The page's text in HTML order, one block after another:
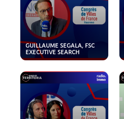
GUILLAUME SEGALA, FSC
EXECUTIVE SEARCH